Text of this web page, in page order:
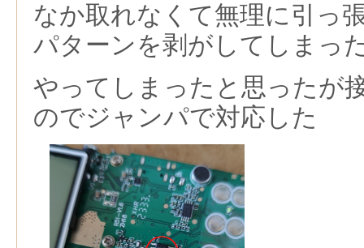
なか取れなくて無理に引っ
パターンを剥がしてしまっ
やってしまったと思ったが
のでジャンパで対応した